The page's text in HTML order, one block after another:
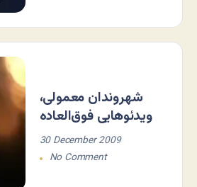
شهروندان معمولی،
ویدئوهایی فوق‌العاده
30 December 2009
No Comment